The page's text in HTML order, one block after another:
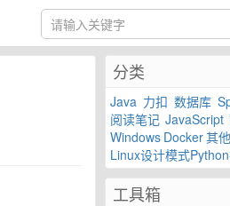
分类
Java 力扣 数据库
阅读笔记 JavaScript
Windows Docker其他
Linux设计模式Python
工具箱